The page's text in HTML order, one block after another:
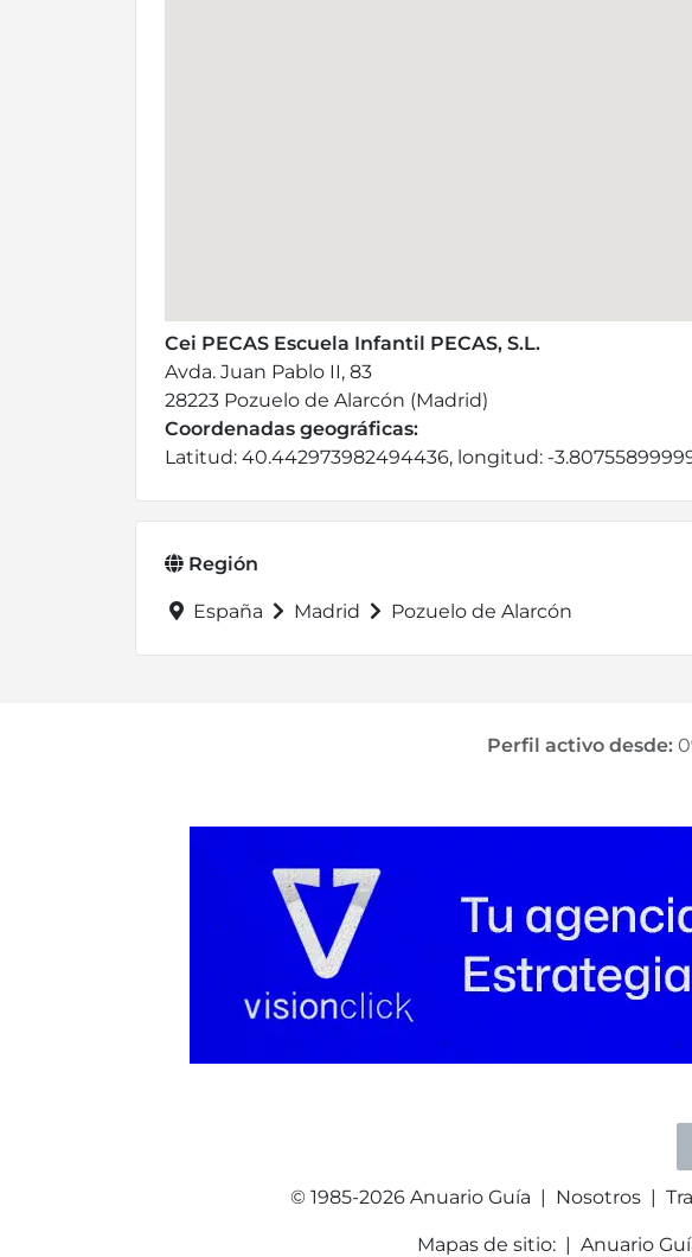
Cei PECAS Escuela Infantil PECAS, S.L.
Avda. Juan Pablo II, 83
28223 Pozuelo de Alarcón (Madrid)
Coordenadas geográficas:
Latitud: 40.442973982494436, longitud: -
Región
España Madrid Pozuelo de Alarcón
Perfil activo desde:
© 1985-2026 Anuario Guía | Nosotros |
Mapas de sitio: | Anuario